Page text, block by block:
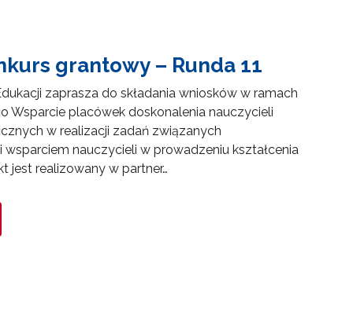
grantowy – Runda 11
zaprasza do składania wniosków w ramach
Wsparcie placówek doskonalenia nauczycieli
w realizacji zadań związanych
nauczycieli w prowadzeniu kształcenia
jest realizowany w partner…